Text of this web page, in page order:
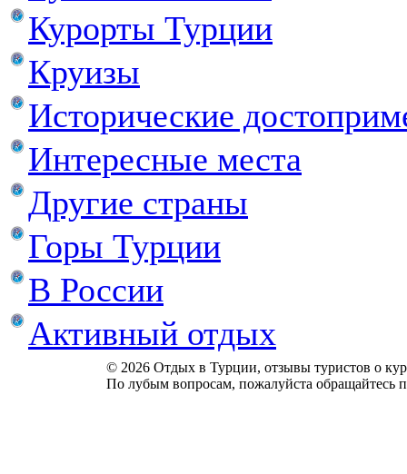
Курорты Турции
Круизы
Исторические
Интересные места
Другие страны
Горы Турции
В России
Активный отдых
© 2026 Отдых в Турции, отзывы туристов о
По лубым вопросам, пожалуйста обращайтесь